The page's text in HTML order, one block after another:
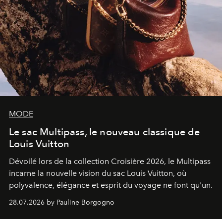
MODE
Le sac Multipass, le nouveau classique de
Louis Vuitton
Dévoilé lors de la collection Croisière 2026, le Multipass
incarne la nouvelle vision du sac Louis Vuitton, où
polyvalence, élégance et esprit du voyage ne font qu'un.
28.07.2026 by Pauline Borgogno